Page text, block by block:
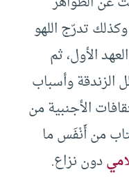
تدرّج اللهو
الأول، ثم
الزندقة وأسباب
الأجنبية من
من أَنْفَس ما
دون نزاع.